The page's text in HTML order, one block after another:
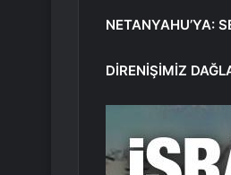
NETANYAHU’YA:
DİRENİŞİMİZ